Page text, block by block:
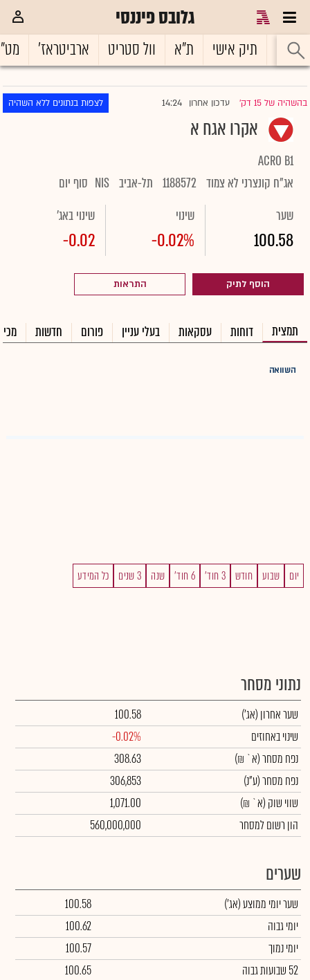
גלובס פיננסי
ראשי תיק אישי ת"א וול סטריט ארביטראז'
בהשהיה של 15 דק' |עדכון אחרון 14:24 לצפות בנתונים ללא השהיה
אקרו אגח א
ACRO B1
אג"ח קונצרני לא צמוד 1188572 תל-אביב NIS סוף יום
שער
100.58
שינוי
-0.02%
שינוי באג'
-0.02
הוסף לתיק התראות
תמצית דוחות עסקאות בעלי עניין פורום חדשות
השוואה
יום שבוע חודש 3 חוד' 6 חוד' שנה 3 שנים כל המידע
נתוני מסחר
שער אחרון (אג')
100.58
שינוי באחוזים
-0.02%
נפח מסחר(א` ₪)
308.63
נפח מסחר(ע"נ)
306,853
שווי שוק (א` ₪)
1,071.00
הון רשום למסחר
560,000,000
שערים
שער יומי ממוצע(אג')
100.58
יומי גבוה
100.62
יומי נמוך
100.57
52 שבועות גבוה
100.65